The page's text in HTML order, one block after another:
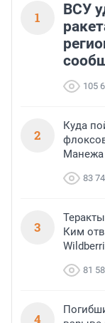
1
ВСУ
105
2
Куда
Манежа
83
3
Ким
81
4